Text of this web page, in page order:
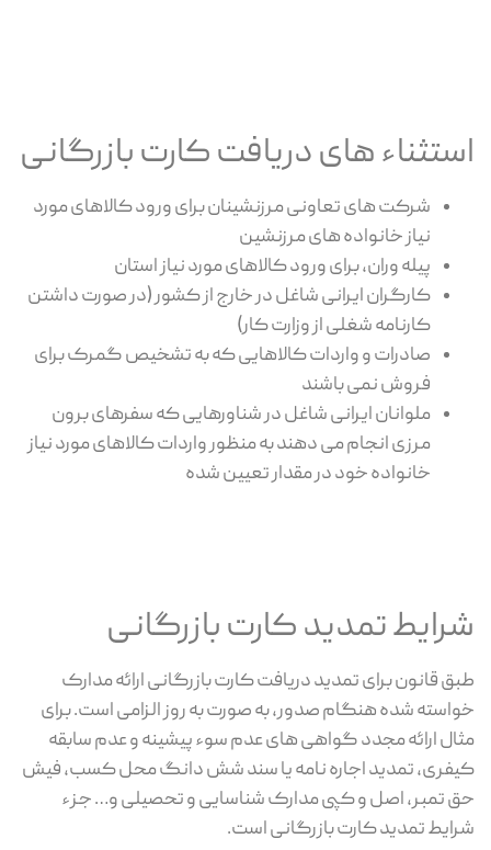
استثناء های دریافت کارت بازرگانی
شرکت های تعاونی مرزنشینان برای ورود کالاهای مورد
نیاز خانواده های مرزنشین
پیله وران، برای ورود کالاهای مورد نیاز استان
کارگران ایرانی شاغل در خارج از کشور (در صورت داشتن
کارنامه شغلی از وزارت کار)
صادرات و واردات کالاهایی که به تشخیص گمرک برای
فروش نمی باشند
ملوانان ایرانی شاغل در شناورهایی که سفرهای برون
مرزی انجام می دهند به منظور واردات کالاهای مورد نیاز
خانواده خود در مقدار تعیین شده
شرایط تمدید کارت بازرگانی
طبق قانون برای تمدید دریافت کارت بازرگانی ارائه مدارک
خواسته شده هنگام صدور، به صورت به روز الزامی است. برای
مثال ارائه مجدد گواهی های عدم سوء پیشینه و عدم سابقه
کیفری، تمدید اجاره نامه یا سند شش دانگ محل کسب، فیش
حق تمبر، اصل و کپی مدارک شناسایی و تحصیلی و… جزء
شرایط تمدید کارت بازرگانی است.